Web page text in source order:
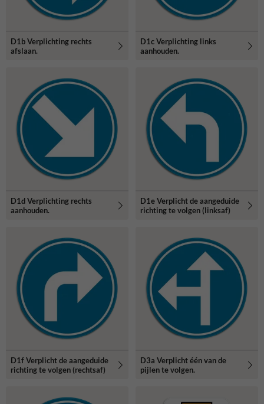
D1b Verplichting rechts
afslaan.
D1c Verplichting links
aanhouden.
D1d Verplichting rechts
aanhouden.
D1e Verplicht de aangeduide
richting te volgen (linksaf)
D1f Verplicht de aangeduide
richting te volgen (rechtsaf)
D3a Verplicht één van de
pijlen te volgen.